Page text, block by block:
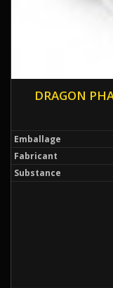
DRAGON
Emballage
Fabricant
Substance